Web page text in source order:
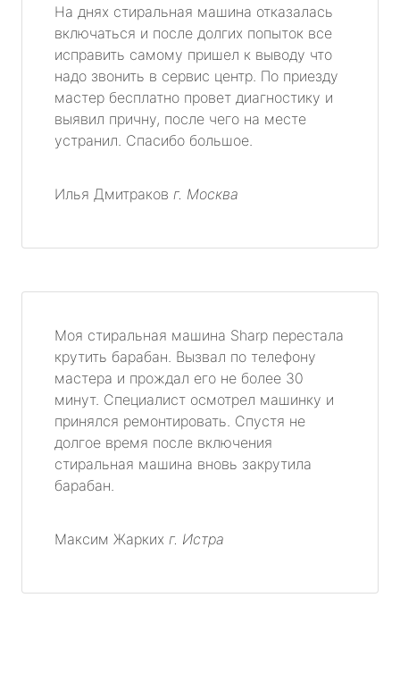
На днях стиральная машина отказалась
включаться и после долгих попыток все
исправить самому пришел к выводу что
надо звонить в сервис центр. По приезду
мастер бесплатно провет диагностику и
выявил причну, после чего на месте
устранил. Спасибо большое.
Илья Дмитраков г. Москва
Моя стиральная машина Sharp перестала
крутить барабан. Вызвал по телефону
мастера и прождал его не более 30
минут. Специалист осмотрел машинку и
принялся ремонтировать. Спустя не
долгое время после включения
стиральная машина вновь закрутила
барабан.
Максим Жарких г. Истра